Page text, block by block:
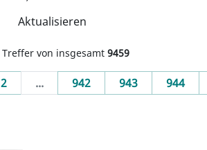
Aktualisieren
Treffer von insgesamt 9459
2 ... 942 943 944